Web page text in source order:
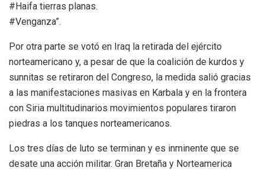
#Haifa tierras planas.
#Venganza”.
Por otra parte se votó en Iraq la retirada del ejército
norteamericano y, a pesar de que la coalición de kurdos y
sunnitas se retiraron del Congreso, la medida salió gracias
a las manifestaciones masivas en Karbala y en la frontera
con Siria multitudinarios movimientos populares tiraron
piedras a los tanques norteamericanos.
Los tres días de luto se terminan y es inminente que se
desate una acción militar. Gran Bretaña y Norteamerica